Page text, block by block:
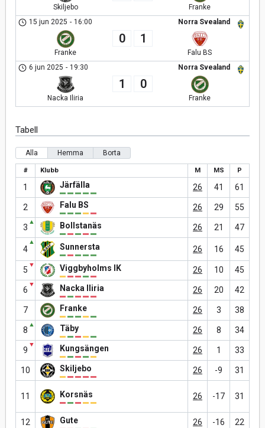
Skiljebo
Franke
Norra Svealand
15 jun 2025 - 16:00
Franke
0 1
Falu BS
Norra Svealand
6 jun 2025 - 19:30
Nacka Iliria
1 0
Franke
Tabell
Alla Hemma Borta
# Klubb M MS P
1 Järfälla 26 41 61
2 Falu BS 26 29 55
3
▲ Bollstanäs 26 21 47
4
▲
Sunnersta 26 16 45
5
▼ Viggbyholms IK 26 10 45
6
▼ Nacka Iliria 26 20 42
7 Franke 26 3 38
8
▲ Täby 26 8 34
9
▼ Kungsängen 26 1 33
10 Skiljebo 26 -9 31
11 Korsnäs 26 -17 31
12 Gute 26 -16 22